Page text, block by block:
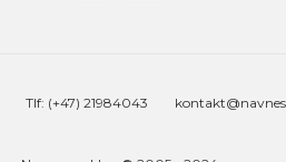
Tlf: (+47) 21984043